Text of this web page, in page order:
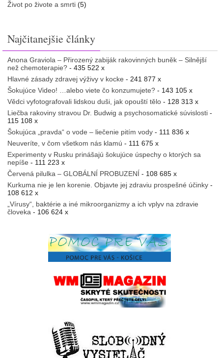
Život po živote a smrti (5)
Najčitanejšie články
Anona Graviola – Přirozený zabiják rakovinných buněk – Silnější
než chemoterapie? - 435 522 x
Hlavné zásady zdravej výživy v kocke - 241 877 x
Šokujúce Video! …alebo viete čo konzumujete? - 143 105 x
Vědci vyfotografovali lidskou duši, jak opouští tělo - 128 313 x
Liečba rakoviny stravou Dr. Budwig a psychosomatické súvislosti -
115 108 x
Šokujúca „pravda“ o vode – liečenie pitím vody - 111 836 x
Neuveríte, v čom všetkom nás klamú - 111 675 x
Experimenty v Rusku prinášajú šokujúce úspechy o ktorých sa
nepíše - 111 223 x
Červená pilulka – GLOBÁLNÍ PROBUZENÍ - 108 685 x
Kurkuma nie je len korenie. Objavte jej zdraviu prospešné účinky -
108 612 x
„Vírusy“, baktérie a iné mikroorganizmy a ich vplyv na zdravie
človeka - 106 624 x